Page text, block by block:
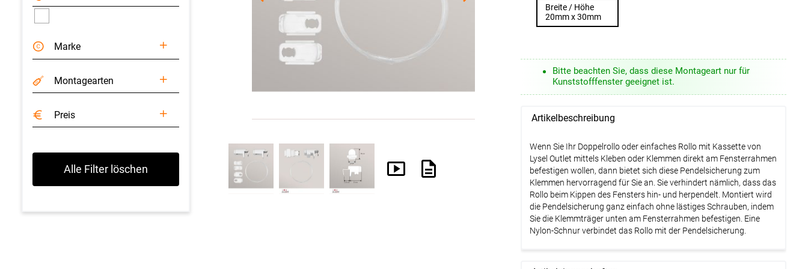
Marke
Montagearten
Preis
Alle Filter löschen
Breite / Höhe
20mm x 30mm
Bitte beachten Sie, dass diese Montageart nur für
Kunststofffenster geeignet ist.
Artikelbeschreibung
Wenn Sie Ihr Doppelrollo oder einfaches Rollo mit Kassette von
Lysel Outlet mittels Kleben oder Klemmen direkt am Fensterrahmen
befestigen wollen, dann bietet sich diese Pendelsicherung zum
Klemmen hervorragend für Sie an. Sie verhindert nämlich, dass das
Rollo beim Kippen des Fensters hin- und herpendelt. Montiert wird
die Pendelsicherung ganz einfach ohne lästiges Schrauben, indem
Sie die Klemmträger unten am Fensterrahmen befestigen. Eine
Nylon-Schnur verbindet das Rollo mit der Pendelsicherung.